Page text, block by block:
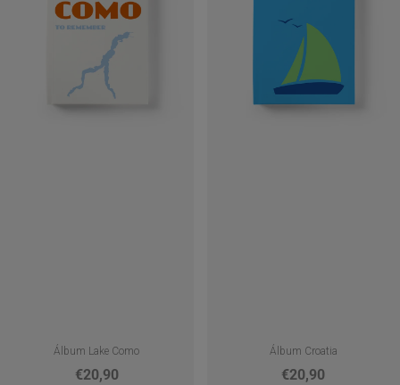
Álbum Lake Como
€20,90
Álbum Croatia
€20,90